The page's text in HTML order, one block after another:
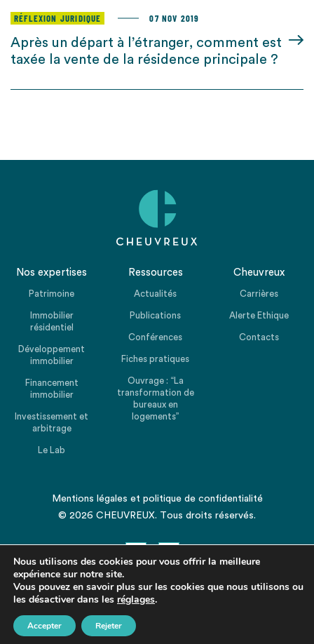
RÉFLEXION JURIDIQUE 07 NOV 2019
Après un départ à l’étranger, comment est
taxée la vente de la résidence principale ?
Partagez cet article
Nos expertises
Patrimoine
Immobilier
résidentiel
Développement
immobilier
Financement
immobilier
Investissement et
arbitrage
Le Lab
Ressources
Actualités
Publications
Conférences
Fiches pratiques
Ouvrage : “La
transformation de
bureaux en
logements”
Cheuvreux
Carrières
Alerte Ethique
Contacts
Mentions légales et politique de confidentialité
© 2026 CHEUVREUX. Tous droits réservés.
Revenir en haut de la page
Nous utilisons des cookies pour vous offrir la meilleure
expérience sur notre site.
Vous pouvez en savoir plus sur les cookies que nous utilisons ou
les désactiver dans les réglages.
Accepter Rejeter